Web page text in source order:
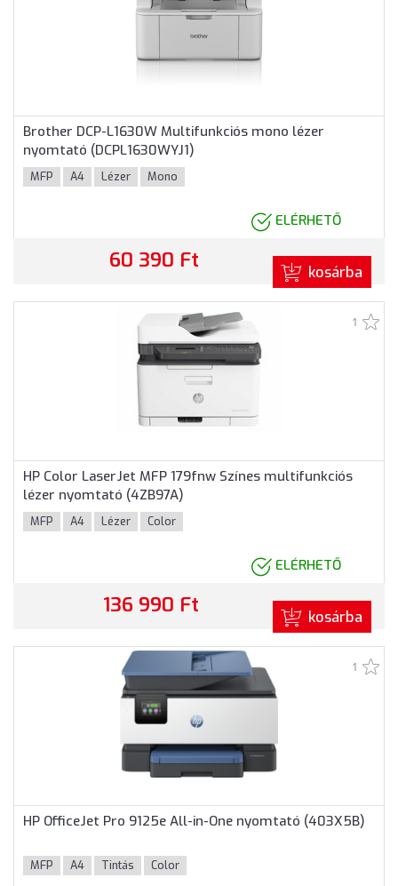
Brother DCP-L1630W Multifunkciós mono lézer
nyomtató (DCPL1630WYJ1)
MFP A4 Lézer Mono
ELÉRHETŐ
60 390 Ft kosárba
1
HP Color LaserJet MFP 179fnw Színes multifunkciós
lézer nyomtató (4ZB97A)
MFP A4 Lézer Color
ELÉRHETŐ
136 990 Ft kosárba
1
HP OfficeJet Pro 9125e All-in-One nyomtató (403X5B)
MFP A4 Tintás Color